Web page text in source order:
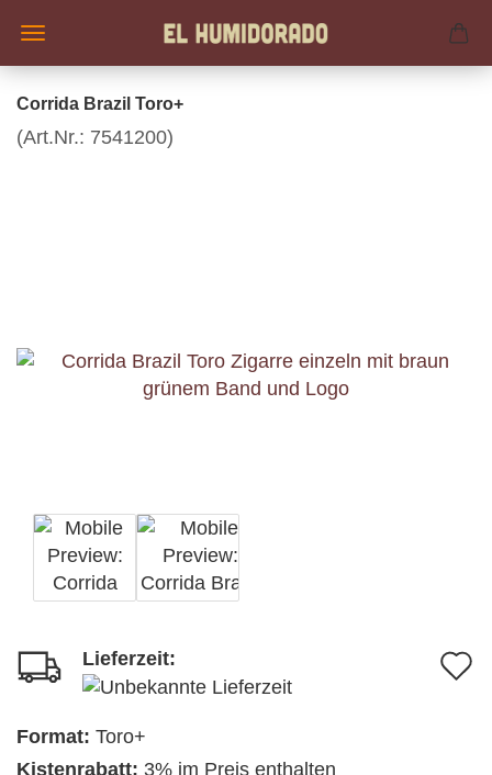
Corrida Brazil Toro+
(Art.Nr.: 7541200)
Lieferzeit:
Format: Toro+
Kistenrabatt: 3% im Preis enthalten